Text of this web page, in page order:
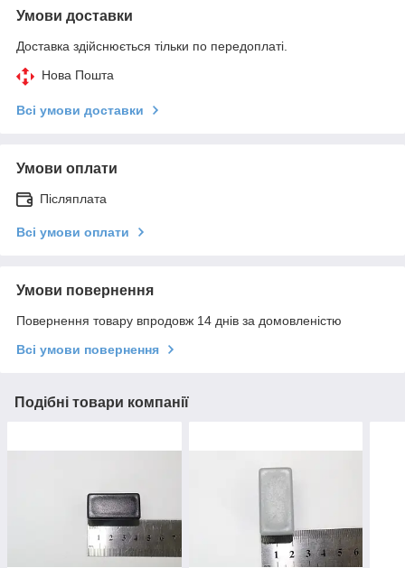
Умови доставки
Доставка здійснюється тільки по передоплаті.
Нова Пошта
Всі умови доставки
Умови оплати
Післяплата
Всі умови оплати
Умови повернення
Повернення товару впродовж 14 днів за домовленістю
Всі умови повернення
Подібні товари компанії